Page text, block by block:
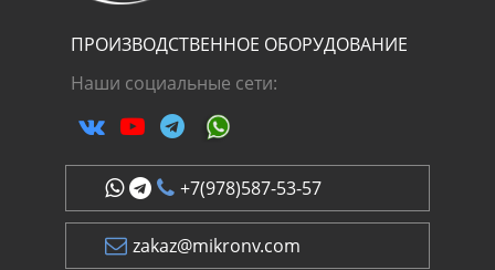
ПРОИЗВОДСТВЕННОЕ ОБОРУДОВАНИЕ
Наши социальные сети:
+7(978)587-53-57
zakaz@mikronv.com